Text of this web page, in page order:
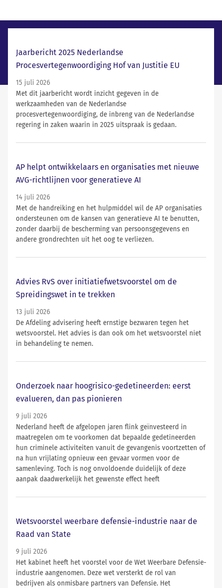
Jaarbericht 2025 Nederlandse
Procesvertegenwoordiging Hof van Justitie EU
15 juli 2026
Met dit jaarbericht wordt inzicht gegeven in de
werkzaamheden van de Nederlandse
procesvertegenwoordiging, de inbreng van de Nederlandse
regering in zaken waarin in 2025 uitspraak is gedaan.
AP helpt ontwikkelaars en organisaties met nieuwe
AVG-richtlijnen voor generatieve AI
14 juli 2026
Met de handreiking en het hulpmiddel wil de AP organisaties
ondersteunen om de kansen van generatieve AI te benutten,
zonder daarbij de bescherming van persoonsgegevens en
andere grondrechten uit het oog te verliezen.
Advies RvS over initiatiefwetsvoorstel om de
Spreidingswet in te trekken
13 juli 2026
De Afdeling advisering heeft ernstige bezwaren tegen het
wetsvoorstel. Het advies is dan ook om het wetsvoorstel niet
in behandeling te nemen.
Onderzoek naar hoogrisico-gedetineerden: eerst
evalueren, dan pas pionieren
9 juli 2026
Nederland heeft de afgelopen jaren flink geïnvesteerd in
maatregelen om te voorkomen dat bepaalde gedetineerden
hun criminele activiteiten vanuit de gevangenis voortzetten of
na hun vrijlating opnieuw een gevaar vormen voor de
samenleving. Toch is nog onvoldoende duidelijk of deze
aanpak daadwerkelijk het gewenste effect heeft
Wetsvoorstel weerbare defensie-industrie naar de
Raad van State
9 juli 2026
Het kabinet heeft het voorstel voor de Wet Weerbare Defensie-
industrie aangenomen. Deze wet versterkt de rol van
bedrijven als onmisbare partners van Defensie. Het